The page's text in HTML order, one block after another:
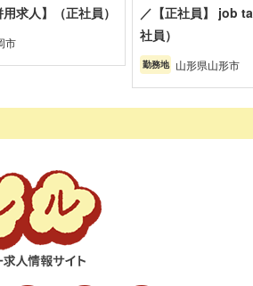
求人】（正社員）
市
／【正社員】 job
社員）
勤務地 山形県山形市